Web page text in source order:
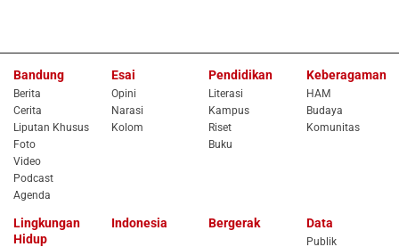
Bandung
Berita
Cerita
Liputan Khusus
Foto
Video
Podcast
Agenda
Esai
Opini
Narasi
Kolom
Pendidikan
Literasi
Kampus
Riset
Buku
Keberagaman
HAM
Budaya
Komunitas
Lingkungan
Hidup
Indonesia Bergerak Data
Publik